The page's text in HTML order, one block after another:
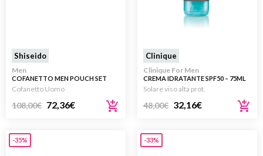
Shiseido
Men
COFANETTO MEN POUCH SET
50ML + 30ML + 5 ML
Cofanetto Uomo
108,00€ 72,36€
Clinique
Clinique For Men
CREMA IDRATANTE SPF50 – 75ML
Solare viso alta prot.
48,00€ 32,16€
-35% -33%